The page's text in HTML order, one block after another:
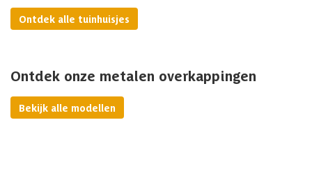
Ontdek alle tuinhuisjes
Ontdek onze metalen overkappingen
Bekijk alle modellen